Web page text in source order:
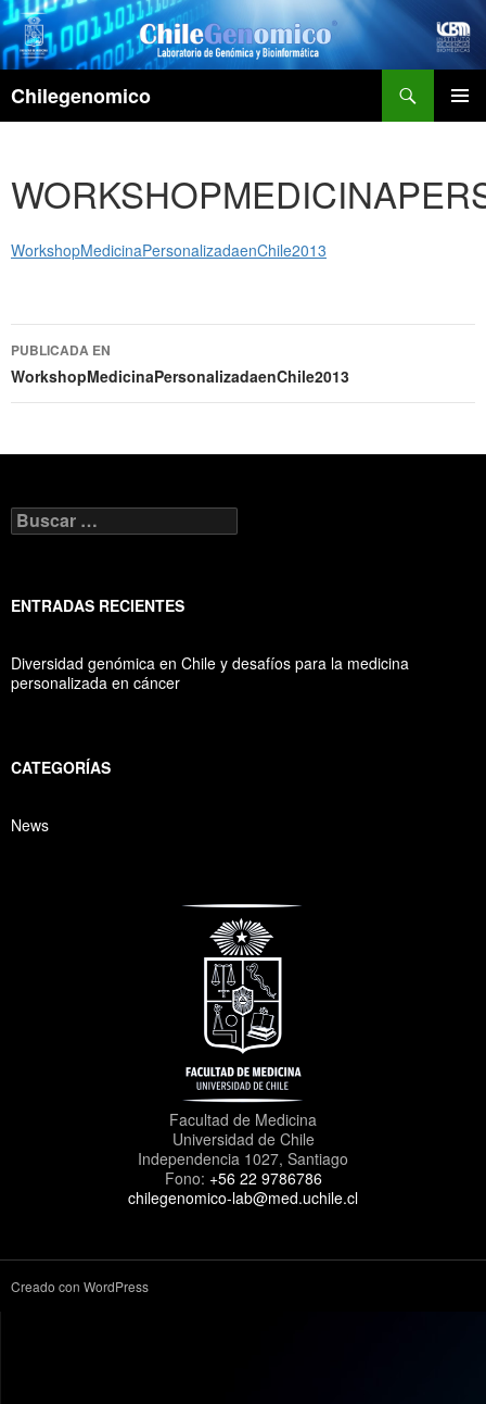
Chilegenomico
WorkshopMedicinaPersonalizadaenChile2013
Ir
a
la
entrada
PUBLICADA EN
WorkshopMedicinaPersonalizadaenChile2013
B
u
a
rENTRADAS RECIENTES
Diversidad genómica en Chile y desafíos para la medicina
personalizada en cáncer
CATEGORÍAS
News
Facultad de Medicina
Universidad de Chile
Independencia 1027, Santiago
Fono: +56 22 9786786
chilegenomico-lab@med.uchile.cl
Creado con WordPress